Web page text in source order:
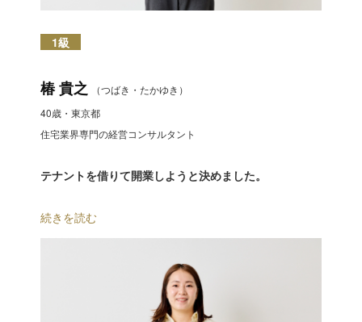
1級
椿 貴之
（つばき・たかゆき）
40歳・東京都
住宅業界専門の経営コンサルタント
テナントを借りて開業しようと決めました。
続きを読む